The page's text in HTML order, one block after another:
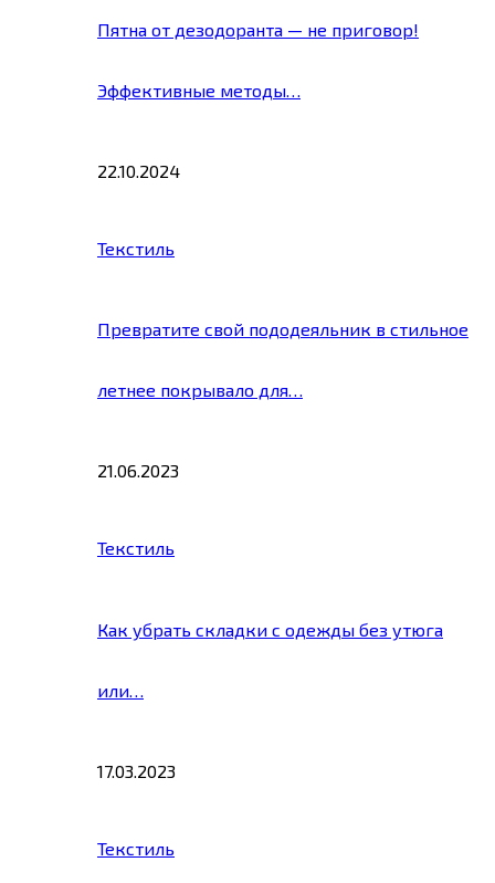
Пятна от дезодоранта — не приговор!
Эффективные методы…
22.10.2024
Текстиль
Превратите свой пододеяльник в стильное
летнее покрывало для…
21.06.2023
Текстиль
Как убрать складки с одежды без утюга
или…
17.03.2023
Текстиль